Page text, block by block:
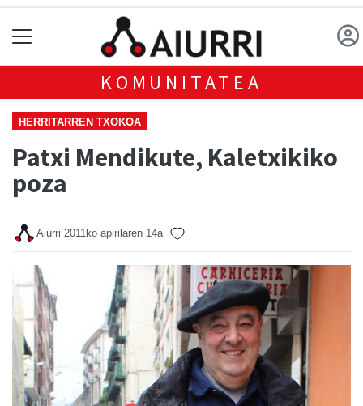
KOMUNITATEA
HERRITARREN TXOKOA
Patxi Mendikute, Kaletxikiko
poza
Aiurri 2011ko apirilaren 14a